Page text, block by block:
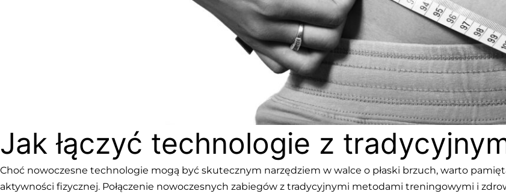
Jak łączyć technologie z
Choć nowoczesne technologie mogą być skutecznym narzędziem w walce o płaski brzuch, warto
aktywności fizycznej. Połączenie nowoczesnych zabiegów z tradycyjnymi metodami treningowymi i